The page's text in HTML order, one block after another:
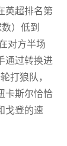
英超排名第
）低到
对方半场
通过转换进
打狼队，
卡斯尔恰恰
戈登的速